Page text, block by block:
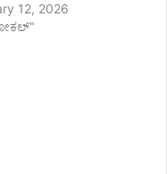
12, 2026